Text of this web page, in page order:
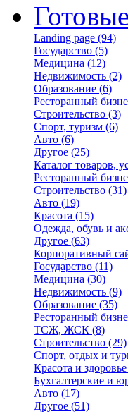
Landing page (94)
Государство (5)
Медицина (12)
Недвижимость (2)
Образование (6)
Ресторанный
Строительство (3)
Спорт, туризм (6)
Авто (6)
Другое (25)
Каталог товаров,
Ресторанный
Строительство (31)
Авто (19)
Красота (15)
Одежда, обувь и
Другое (63)
Корпоративный
Государство (11)
Медицина (30)
Недвижимость (9)
Образование (35)
Ресторанный
ТСЖ, ЖСК (8)
Строительство (29)
Спорт, отдых и
Красота и здоровье
Бухгалтерские и
Авто (17)
Другое (51)